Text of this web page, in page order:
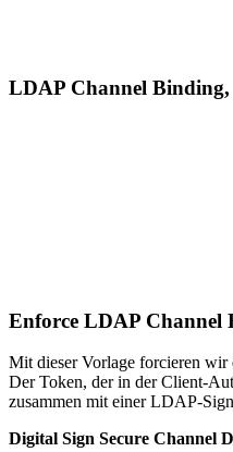
LDAP Channel
Enforce LDAP Channel
Mit dieser Vorlage forcieren
Der Token, der in der Client-
zusammen mit einer LDAP-
Digital Sign Secure Channel